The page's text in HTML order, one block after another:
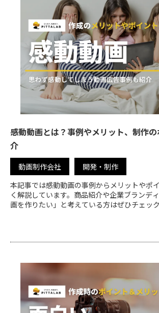
感動動画とは？事例やメリット、制作
介
動画制作会社 開発・制作
本記事では感動動画の事例からメリットやポ
く解説しています。商品紹介や企業ブランデ
画を作りたい」と考えている方はぜひチェッ